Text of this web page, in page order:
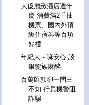
大億麗緻酒店週年
慶 消費滿2千抽
機票、國內外頂
級住宿券等百項
好禮
年紀大～嘛安心 談
銀髮族麻醉
百萬匯款卻一問三
不知 行員機警阻
詐騙